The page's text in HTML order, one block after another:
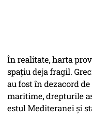
În realitate, harta
spațiu deja fragil.
au fost în dezacord
maritime, drepturile
estul Mediteranei și